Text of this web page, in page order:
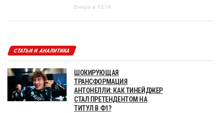
Вчера в 13:14
СТАТЬИ И АНАЛИТИКА
ШОКИРУЮЩАЯ
ТРАНСФОРМАЦИЯ
АНТОНЕЛЛИ: КАК ТИНЕЙДЖЕР
СТАЛ ПРЕТЕНДЕНТОМ НА
ТИТУЛ В Ф1?